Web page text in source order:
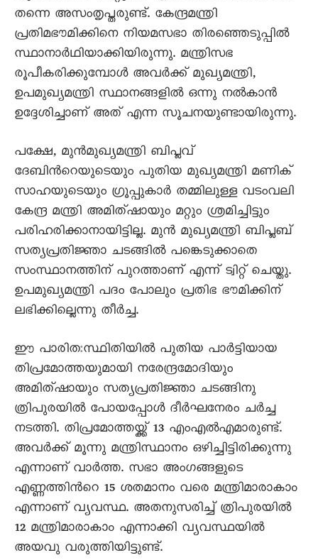
തന്നെ അസംതൃപ്തരുണ്ട്. കേന്ദ്രമന്ത്രി
പ്രതിമഭൗമിക്കിനെ നിയമസഭാ തിരഞ്ഞെടുപ്പില്‍
സ്ഥാനാര്‍ഥിയാക്കിയിരുന്നു. മന്ത്രിസഭ
രൂപീകരിക്കുമ്പോള്‍ അവര്‍ക്ക് മുഖ്യമന്ത്രി,
ഉപമുഖ്യമന്ത്രി സ്ഥാനങ്ങളില്‍ ഒന്നു നല്‍കാന്‍
ഉദ്ദേശിച്ചാണ് അത് എന്ന സൂചനയുണ്ടായിരുന്നു.
പക്ഷേ, മുന്‍മുഖ്യമന്ത്രി ബിപ്ലവ്
ദേബിന്‍റെയുടെയും പുതിയ മുഖ്യമന്ത്രി മണിക്
സാഹയുടെയും ഗ്രൂപ്പുകാര്‍ തമ്മിലുള്ള വടംവലി
കേന്ദ്ര മന്ത്രി അമിത്ഷായും മറ്റും ശ്രമിച്ചിട്ടും
പരിഹരിക്കാനായിട്ടില്ല. മുന്‍ മുഖ്യമന്ത്രി ബിപ്ലബ്
സത്യപ്രതിജ്ഞാ ചടങ്ങില്‍ പങ്കെടുക്കാതെ
സംസ്ഥാനത്തിന് പുറത്താണ് എന്ന് ട്വിറ്റ് ചെയ്തു.
ഉപമുഖ്യമന്ത്രി പദം പോലും പ്രതിഭ ഭൗമിക്കിന്
ലഭിക്കില്ലെന്നു തീര്‍ച്ച.
ഈ പാരിതഃസ്ഥിതിയില്‍ പുതിയ പാര്‍ട്ടിയായ
തിപ്രമോത്തയുമായി നരേന്ദ്രമോദിയും
അമിത്ഷായും സത്യപ്രതിജ്ഞാ ചടങ്ങിനു
ത്രിപുരയില്‍ പോയപ്പോള്‍ ദീര്‍ഘനേരം ചര്‍ച്ച
നടത്തി. തിപ്രമോത്തയ്ക്ക് 13 എംഎല്‍എമാരുണ്ട്.
അവര്‍ക്ക് മൂന്നു മന്ത്രിസ്ഥാനം ഒഴിച്ചിട്ടിരിക്കുന്നു
എന്നാണ് വാര്‍ത്ത. സഭാ അംഗങ്ങളുടെ
എണ്ണത്തിന്‍റെ 15 ശതമാനം വരെ മന്ത്രിമാരാകാം
എന്നാണ് വ്യവസ്ഥ. അതനുസരിച്ച് ത്രിപുരയില്‍
12 മന്ത്രിമാരാകാം എന്നാക്കി വ്യവസ്ഥയില്‍
അയവു വരുത്തിയിട്ടുണ്ട്.